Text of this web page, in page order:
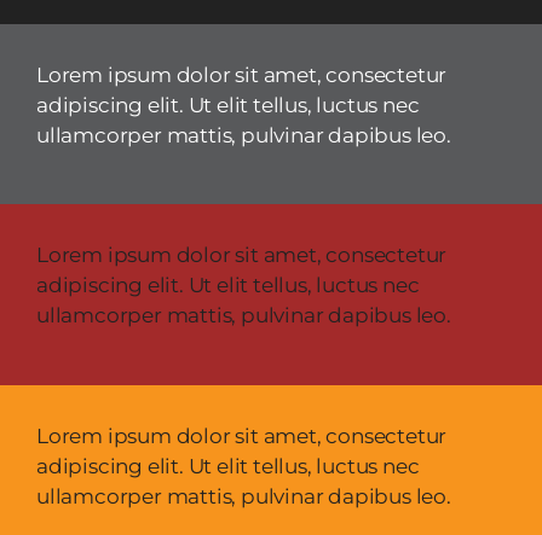
Lorem ipsum dolor sit amet, consectetur
adipiscing elit. Ut elit tellus, luctus nec
ullamcorper mattis, pulvinar dapibus leo.
Lorem ipsum dolor sit amet, consectetur
adipiscing elit. Ut elit tellus, luctus nec
ullamcorper mattis, pulvinar dapibus leo.
Lorem ipsum dolor sit amet, consectetur
adipiscing elit. Ut elit tellus, luctus nec
ullamcorper mattis, pulvinar dapibus leo.